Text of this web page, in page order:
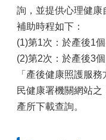
詢，並提供心理健康
補助時程如下：
(1)第1次：於產後1
(2)第2次：於產後3
「產後健康照護服
民健康署機關網站之
產所下載查詢。